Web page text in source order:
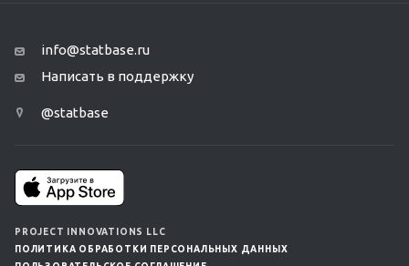
info@statbase.ru
Написать в поддержку
@statbase
PROJECT INNOVATIONS LLC
ПОЛИТИКА ОБРАБОТКИ ПЕРСОНАЛЬНЫХ ДАННЫХ